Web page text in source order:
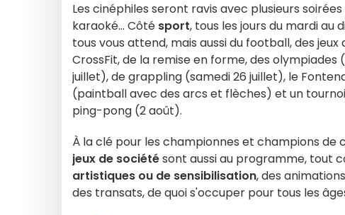
Les cinéphiles seront ravis avec plusieurs
karaoké… Côté sport, tous les jours du mardi au
tous vous attend, mais aussi du football, des
CrossFit, de la remise en forme, des olympiades
juillet), de grappling (samedi 26 juillet), le
(paintball avec des arcs et flèches) et un
ping-pong (2 août).
À la clé pour les championnes et champions
jeux de sociétésont aussi au programme, tout
artistiques ou de sensibilisation, des
des transats, de quoi s'occuper pour tous les